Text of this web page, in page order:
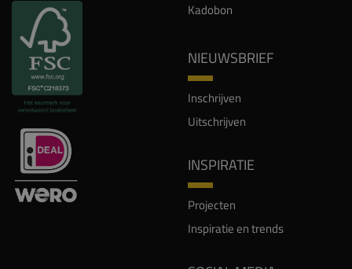
Kadobon
NIEUWSBRIEF
Inschrijven
Uitschrijven
INSPIRATIE
Projecten
Inspiratie en trends